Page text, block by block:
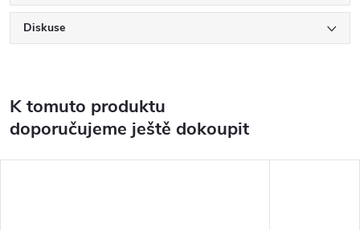
Diskuse
K tomuto produktu
doporučujeme ještě dokoupit